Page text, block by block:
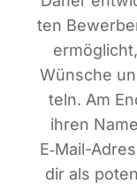
ten
Wün­sche
teln. Am
ihren
E‑Mail-
dir als